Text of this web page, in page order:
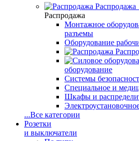
Распродажа
Распродажа
Монтажное
разъемы
Оборудование
оборудование
Системы
Специальное и
Шкафы и
...Все категории
Розетки
и выключатели